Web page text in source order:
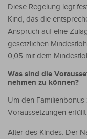
Diese Regelung legt
Kind, das die
Anspruch auf eine
gesetzlichen
0,05 mit dem
Was sind die
nehmen zu können?
Um den
Voraussetzungen erfüllt
Alter des Kindes: Der